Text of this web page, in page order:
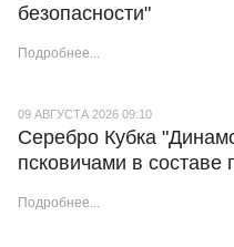
безопасности"
Подробнее...
09 АВГУСТА 2026 09:10
Серебро Кубка
псковичами в
Подробнее...